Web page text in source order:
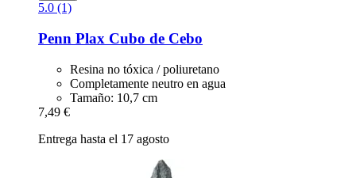
5.0 (1)
Penn Plax Cubo de Cebo
Resina no tóxica / poliuretano
Completamente neutro en agua
Tamaño: 10,7 cm
7,49 €
Entrega hasta el 17 agosto